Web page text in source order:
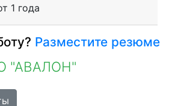
1 года
Разместите резюме
"АВАЛОН"